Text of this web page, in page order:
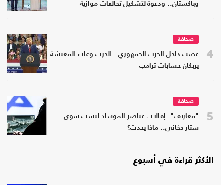
وباكستان.. ودعوة لتشكيل تحالفات موازية
4
صحافة
غضب داخل الحزب الجمهوري.. الحرب وغلاء المعيشة
يربكان حسابات ترامب
5
صحافة
"معاريف": إقالات عناصر الموساد ليست سوى
ستار دخاني.. ماذا يحدث؟
الأكثر قراءة في أسبوع